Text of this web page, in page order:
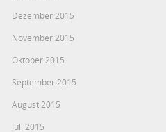
Dezember 2015
November 2015
Oktober 2015
September 2015
August 2015
Juli 2015